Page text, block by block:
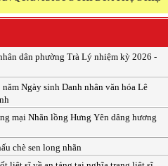
dân phường Trà Lý nhiệm kỳ 2026 -
Ngày sinh Danh nhân văn hóa Lê
mại Nhãn lồng Hưng Yên dâng hương
chè sen long nhãn